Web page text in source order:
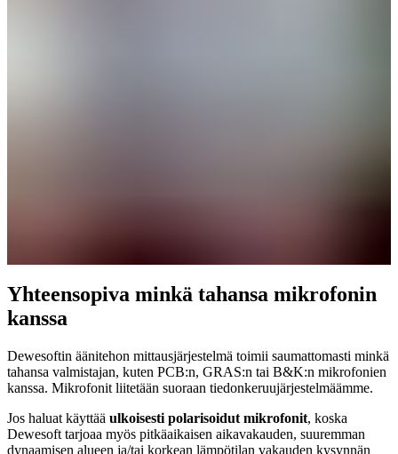
Yhteensopiva minkä tahansa mikrofonin
kanssa
Dewesoftin äänitehon mittausjärjestelmä toimii saumattomasti minkä
tahansa valmistajan, kuten PCB:n, GRAS:n tai B&K:n mikrofonien
kanssa. Mikrofonit liitetään suoraan tiedonkeruujärjestelmäämme.
Jos haluat käyttää ulkoisesti polarisoidut mikrofonit, koska
Dewesoft tarjoaa myös pitkäaikaisen aikavakauden, suuremman
dynaamisen alueen ja/tai korkean lämpötilan vakauden kysynnän